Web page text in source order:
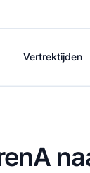
Vertrektijden